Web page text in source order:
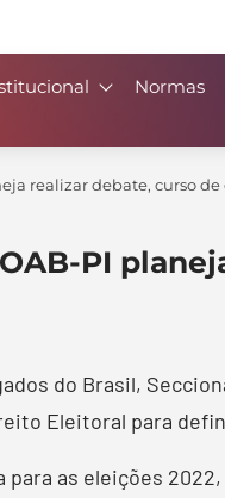
Normas
realizar debate, curso
PI
do Brasil,
Eleitoral para
para as eleições